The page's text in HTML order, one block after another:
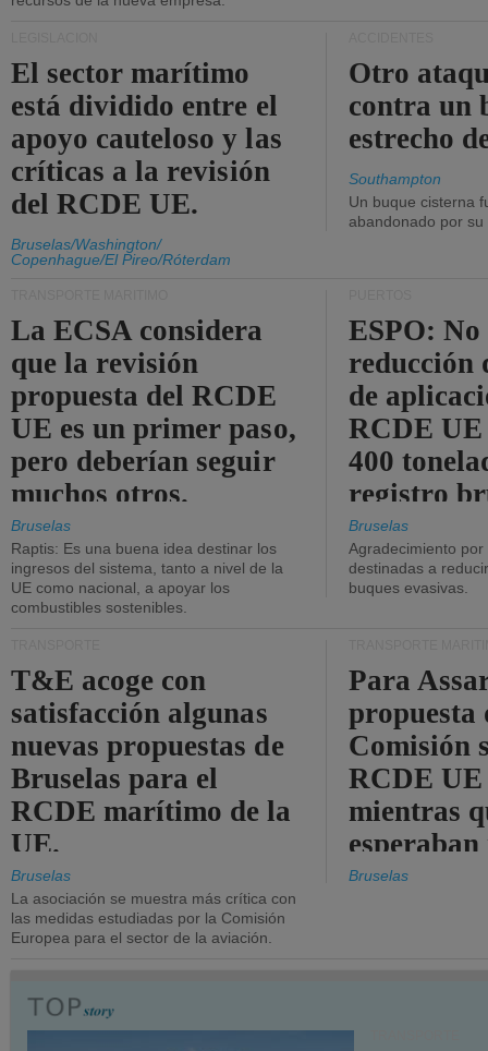
El sector marítimo
está dividido entre el
apoyo cauteloso y las
críticas a la revisión
del RCDE UE.
Bruselas/Washington/
Copenhague/El Pireo/Róterdam
Otro
contra un
estrecho
Southampton
Un buque cisterna
abandonado por su
La ECSA considera
que la revisión
propuesta del RCDE
UE es un primer paso,
pero deberían seguir
muchos otros.
Bruselas
Raptis: Es una buena idea destinar los
ingresos del sistema, tanto a nivel de la
UE como nacional, a apoyar los
combustibles sostenibles.
ESPO: No
reducción
de
RCDE UE
400
registro
Bruselas
Agradecimiento
destinadas a
buques evasivas.
T&E acoge con
satisfacción algunas
nuevas propuestas de
Bruselas para el
RCDE marítimo de la
UE.
Bruselas
La asociación se muestra más crítica con
las medidas estudiadas por la Comisión
Europea para el sector de la aviación.
Para
propuesta
Comisión
RCDE
mientras
más
Bruselas